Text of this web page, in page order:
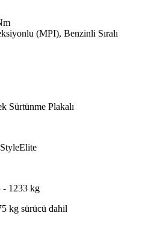
(MPI), Benzinli Sıralı
Sürtünme Plakalı
StyleElite
- 1233 kg
kg sürücü dahil